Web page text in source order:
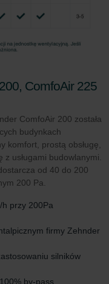
ComfoAir 225
ComfoAir 200 została
budynkach
komfort, prostą obsługę,
usługami budowlanymi.
od 40 do 200
200 Pa.
h przy 200Pa
firmy Zehnder
silników
by-pass